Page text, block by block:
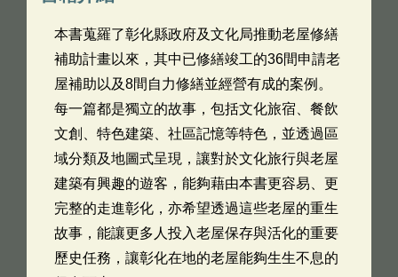
本書蒐羅了彰化縣政府及文化局推動老屋修繕
補助計畫以來，其中已修繕竣工的36間申請老
屋補助以及8間自力修繕並經營有成的案例。
每一篇都是獨立的故事，包括文化旅宿、餐飲
文創、特色建築、社區記憶等特色，並透過區
域分類及地圖式呈現，讓對於文化旅行與老屋
建築有興趣的遊客，能夠藉由本書更容易、更
完整的走進彰化，亦希望透過這些老屋的重生
故事，能讓更多人投入老屋保存與活化的重要
歷史任務，讓彰化在地的老屋能夠生生不息的